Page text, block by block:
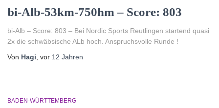
bi-Alb-53km-750hm – Score: 803
bi-Alb – Score: 803 – Bei Nordic Sports Reutlingen startend quasi
2x die schwäbsische ALb hoch. Anspruchsvolle Runde !
Von Hagi , vor 12 Jahren
BADEN-WÜRTTEMBERG